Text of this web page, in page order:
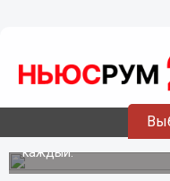
Акция для
стартовала в
Сбербанка
Подарочный фонд – 15
каждый.